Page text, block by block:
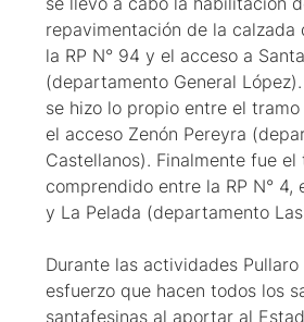
repavimentación de la calzada
la RP N° 94 y el acceso a
(departamento General
se hizo lo propio entre el tramo
el acceso Zenón Pereyra
Castellanos). Finalmente fue
comprendido entre la RP N° 4,
y La Pelada (departamento
Durante las actividades Pullaro
esfuerzo que hacen todos los
santafesinas al aportar al